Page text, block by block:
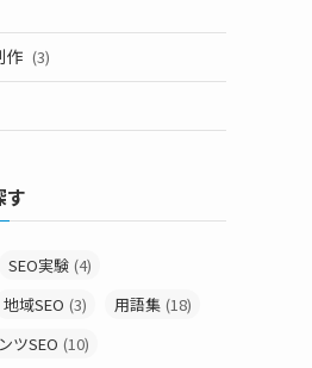
作 (3)
す
SEO実験 (4)
地域SEO (3) 用語集 (18)
ツSEO (10)